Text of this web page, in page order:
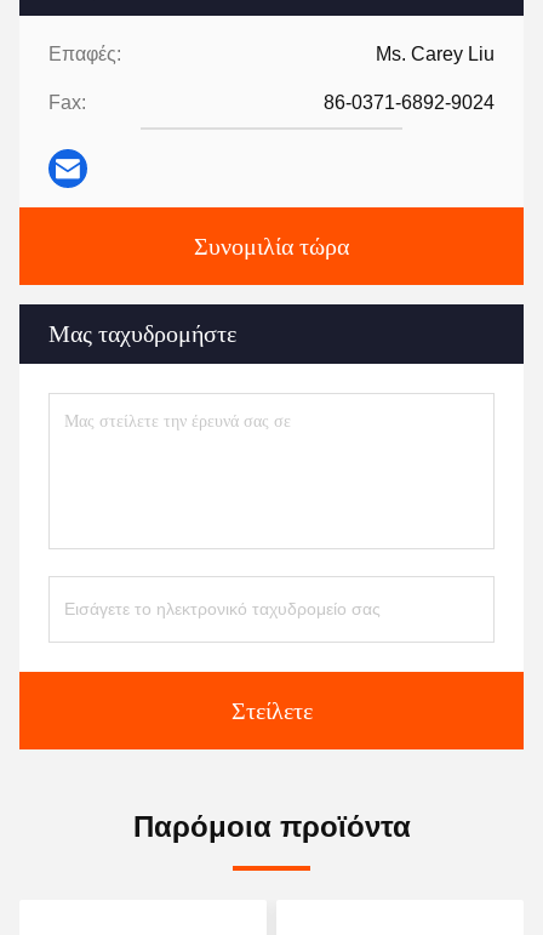
Επαφές: Ms. Carey Liu
Fax: 86-0371-6892-9024
Συνομιλία τώρα
Μας ταχυδρομήστε
Στείλετε
Παρόμοια προϊόντα